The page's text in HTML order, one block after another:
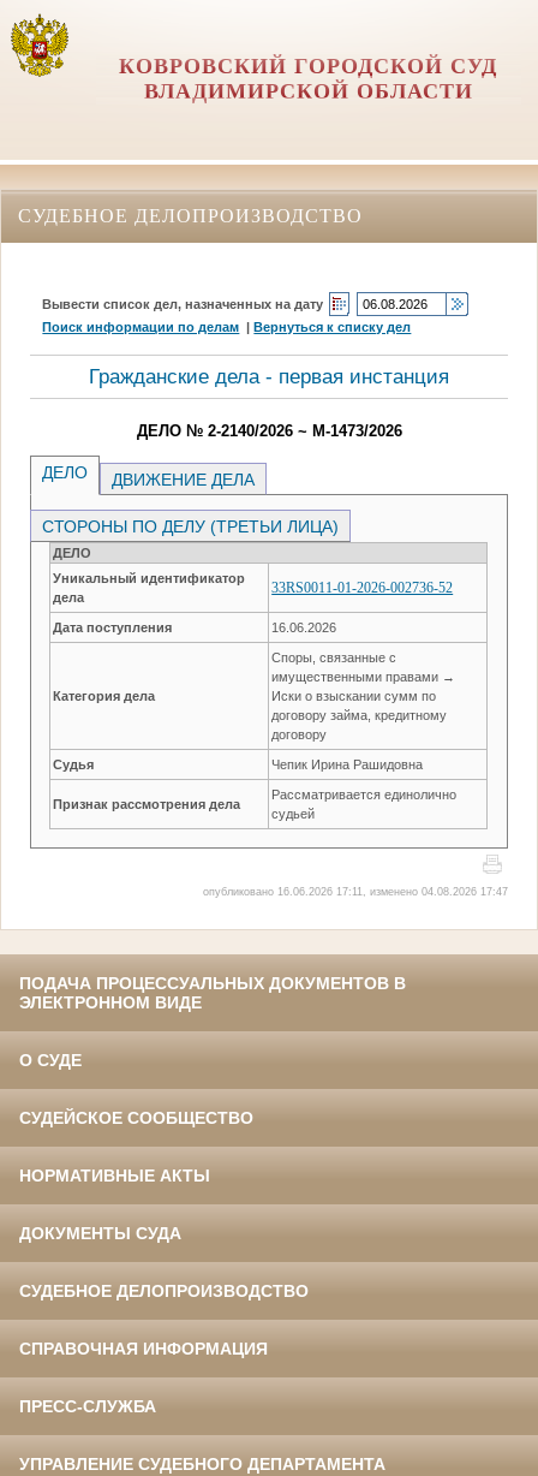
КОВРОВСКИЙ ГОРОДСКОЙ СУД
ВЛАДИМИРСКОЙ ОБЛАСТИ
СУДЕБНОЕ ДЕЛОПРОИЗВОДСТВО
Вывести список дел, назначенных на дату
Поиск информации по делам |Вернуться к списку дел
Гражданские дела - первая инстанция
ДЕЛО № 2-2140/2026 ~ М-1473/2026
ДЕЛО ДВИЖЕНИЕ ДЕЛА
СТОРОНЫ ПО ДЕЛУ (ТРЕТЬИ ЛИЦА)
ДЕЛО
Уникальный идентификатор
дела
33RS0011-01-2026-002736-52
Дата поступления 16.06.2026
Категория дела
Споры, связанные с
имущественными правами →
Иски о взыскании сумм по
договору займа, кредитному
договору
Судья Чепик Ирина Рашидовна
Признак рассмотрения дела
Рассматривается единолично
судьей
опубликовано 16.06.2026 17:11, изменено 04.08.2026 17:47
ПОДАЧА ПРОЦЕССУАЛЬНЫХ ДОКУМЕНТОВ В
ЭЛЕКТРОННОМ ВИДЕ
О СУДЕ
СУДЕЙСКОЕ СООБЩЕСТВО
НОРМАТИВНЫЕ АКТЫ
ДОКУМЕНТЫ СУДА
СУДЕБНОЕ ДЕЛОПРОИЗВОДСТВО
СПРАВОЧНАЯ ИНФОРМАЦИЯ
ПРЕСС-СЛУЖБА
УПРАВЛЕНИЕ СУДЕБНОГО ДЕПАРТАМЕНТА